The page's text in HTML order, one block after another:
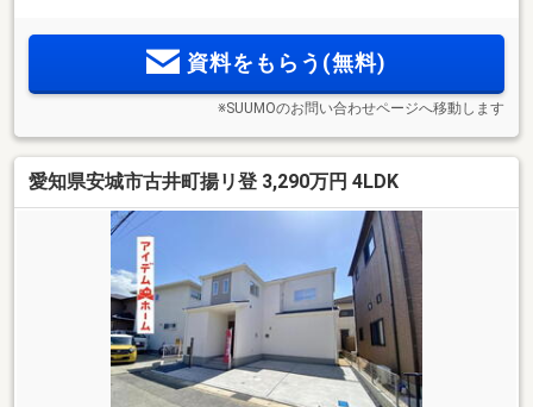
資料をもらう(無料)
※SUUMOのお問い合わせページへ移動します
愛知県安城市古井町揚リ登 3,290万円 4LDK